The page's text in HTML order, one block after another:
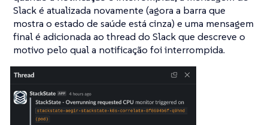
Slack é atualizada novamente (agora a barra que
mostra o estado de saúde está cinza) e uma mensagem
final é adicionada ao thread do Slack que descreve o
motivo pelo qual a notificação foi interrompida.